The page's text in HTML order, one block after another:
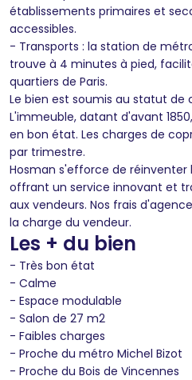
établissements primaires et
accessibles.
- Transports : la station de
trouve à 4 minutes à pied,
quartiers de Paris.
Le bien est soumis au statut de
L'immeuble, datant d'avant
en bon état. Les charges de
par trimestre.
Hosman s'efforce de
offrant un service innovant et
aux vendeurs. Nos frais
la charge du vendeur.
Les + du bien
- Très bon état
- Calme
- Espace modulable
- Salon de 27 m2
- Faibles charges
- Proche du métro Michel Bizot
- Proche du Bois de Vincennes